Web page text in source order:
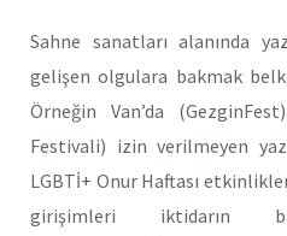
Sahne sanatları alanında
gelişen olgulara bakmak
Örneğin Van’da
Festivali) izin verilmeyen
LGBTİ+ Onur Haftası
girişimleri iktidarın